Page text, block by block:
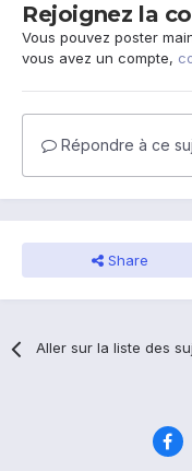
Rejoignez la
Vous pouvez poster
vous avez un compte,
Répondre à ce
Share
Aller sur la liste des